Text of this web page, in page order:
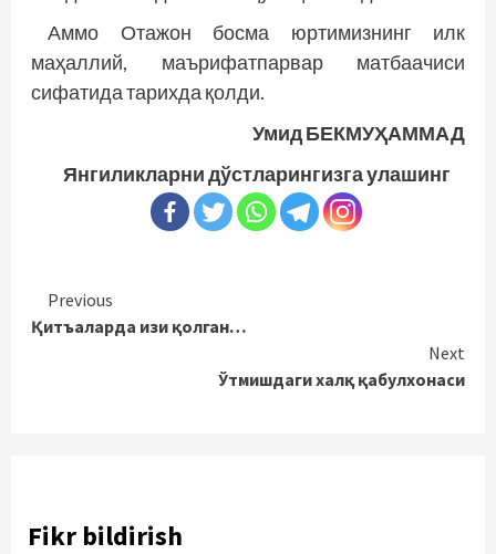
Аммо Отажон босма юртимизнинг илк
маҳаллий, маърифатпарвар матбаачиси
сифатида тарихда қолди.
Умид БЕКМУҲАММАД
Янгиликларни дўстларингизга улашинг
Continue
Reading
Previous
Қитъаларда изи қолган…
Next
Ўтмишдаги халқ қабулхонаси
Fikr bildirish